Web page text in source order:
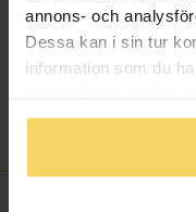
annons- och
Dessa kan i sin tur
information som du
Diamantfärg
Diamantklarhet
Vikt ca (gram)